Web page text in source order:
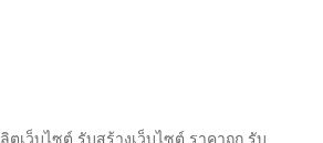
ตเว็บไซต์ รับสร้างเว็บไซต์ ราคาถูก รับ